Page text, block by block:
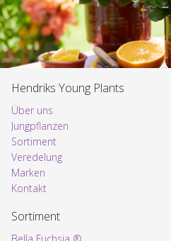
Hendriks Young Plants
Über uns
Jungpflanzen
Sortiment
Voorpagina
Veredelung
Marken
Kontakt
Sortiment